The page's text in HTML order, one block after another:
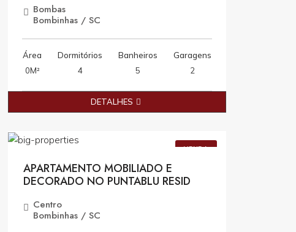
Bombas
Bombinhas / SC
Área
0M²
Dormitórios
4
Banheiros
5
Garagens
2
DETALHES
VENDA
APARTAMENTO MOBILIADO E
DECORADO NO PUNTABLU RESID
Centro
Bombinhas / SC